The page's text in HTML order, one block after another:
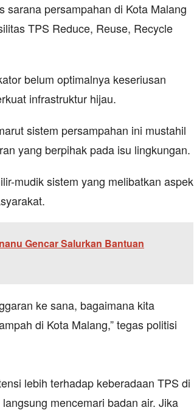
sarana persampahan di Kota Malang
TPS Reduce, Reuse, Recycle
belum optimalnya keseriusan
infrastruktur hijau.
sistem persampahan ini mustahil
yang berpihak pada isu lingkungan.
mudik sistem yang melibatkan aspek
Gencar Salurkan Bantuan
ke sana, bagaimana kita
di Kota Malang,” tegas politisi
lebih terhadap keberadaan TPS di
mencemari badan air. Jika